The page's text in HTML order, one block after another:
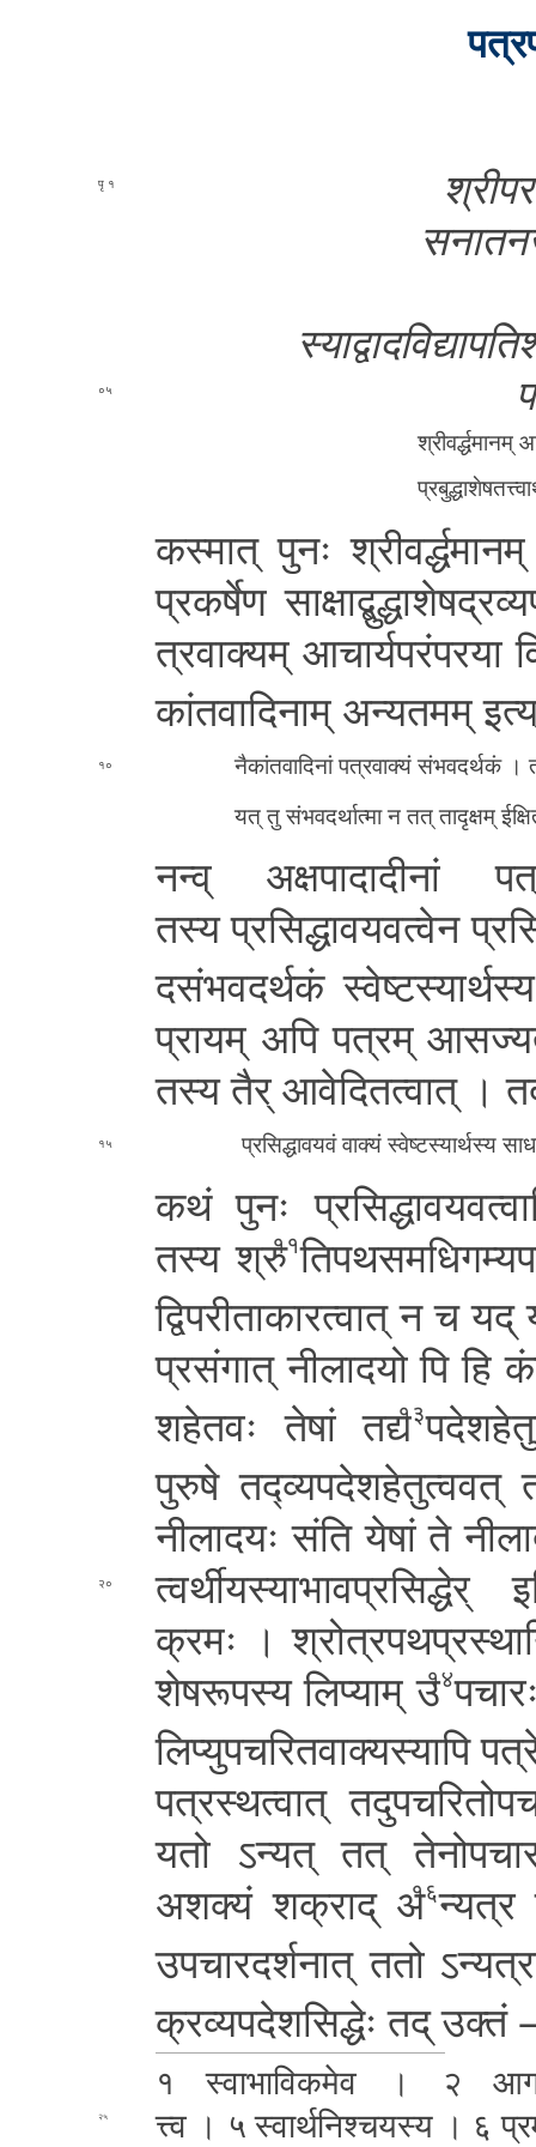
१
०५
श्री­व­र्द्ध­मा­न­म्
कस्मात्पुनः
प्र­क­र्षे­ण
त्र­वा­क्य­म् आ­चा­र्य­प­रं­प­र­या
कां­त­वा­दि­ना­म् अ­न्य­त­म­म्
१० नै­कां­त­वा­दि­नां प­त्र­वा­क्यं सं­भ­व­द­र्थ­कं ।
यत् तु सं­भ­व­द­र्था­त्मा न तत् ता­दृ­क्ष­म्
नन्व्
तस्य प्र­सि­द्धा­व­य­व­त्वे­न
द­सं­भ­व­द­र्थ­कं
प्रा­य­म् अपि पत्रम्
तस्य तैर् आ­वे­दि­त­त्वा­त् ।
१५ प्र­सि­द्धा­व­य­वं वाक्यं स्वे­ष्ट­स्या­र्थ­स्य
कथंपुनः
तस्य श्रु११
द्वि­प­री­ता­का­र­त्वा­त् न च यद्
प्र­सं­गा­त् नी­ला­द­यो पिहि
श­हे­त­वःतेषां तद्य१३
पुरुषे त­द्व्य­प­दे­श­हे­तु­त्व­व­त्
नी­ला­द­यः संति येषां ते
२० त्व­र्थी­य­स्या­भा­व­प्र­सि­द्धे­र्
क्रमः ।
शे­ष­रू­प­स्य लिप्याम् उ१४
लि­प्यु­प­च­रि­त­वा­क्य­स्या­पि
प­त्र­स्थ­त्वा­त्
यतो ऽन्यत् तत्
अशक्यं शक्राद् अ१६न्यत्र
उ­प­चा­रद­र्श­ना­त् ततो
क्र­व्य­प­दे­श­सि­द्धेः तद्
२५
१ स्वा­भा­वि­क­मे­व । २
त्त्व । ५ स्वा­र्थ­नि­श्च­य­स्य । ६